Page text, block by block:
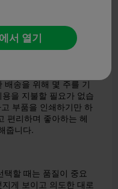
라 고생한 적이 있나
수 있습니다. 이어컵,
하여 기존 헤드폰에 완
부품을 구하기 어려운
배송을 위해 몇 주를 기
을 지불할 필요가 없습
부품을 인쇄하기만 하
편리하며 좋아하는 헤
줍니다.
택할 때는 품질이 중요
게 보이고 의도한 대로
서 열기